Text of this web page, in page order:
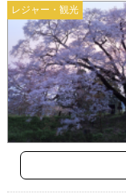
レジャー・観光